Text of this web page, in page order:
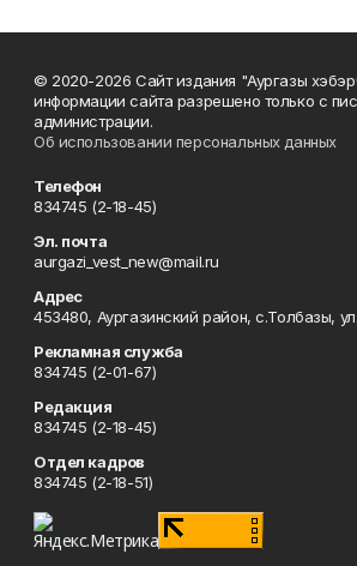
© 2020-2026 Сайт издания "Аургазы
информации сайта разрешено только с
администрации.
Об использовании персональных данных
Телефон
834745 (2-18-45)
Эл. почта
aurgazi_vest_new@mail.ru
Адрес
453480, Аургазинский район, с.Толбазы,
Рекламная служба
834745 (2-01-67)
Редакция
834745 (2-18-45)
Отдел кадров
834745 (2-18-51)